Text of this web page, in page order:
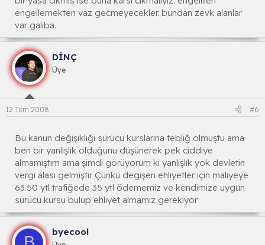
engellemekten vaz gecmeyecekler. bundan zevk alanlar
var galiba.
DİNÇ
Üye
12 Tem 2008 #6
Bu kanun değişikliği sürücü kurslarına tebliğ olmuştu ama
ben bir yanlışlık olduğunu düşünerek pek ciddiye
almamıştım ama şimdi görüyorum ki yanlışlık yok devletin
vergi alası gelmiştir Çünkü degişen ehliyetler için maliyeye
63.50 ytl trafiğede 35 ytl ödememiz ve kendimize uygun
sürücü kursu bulup ehliyet almamız gerekiyor
byecool